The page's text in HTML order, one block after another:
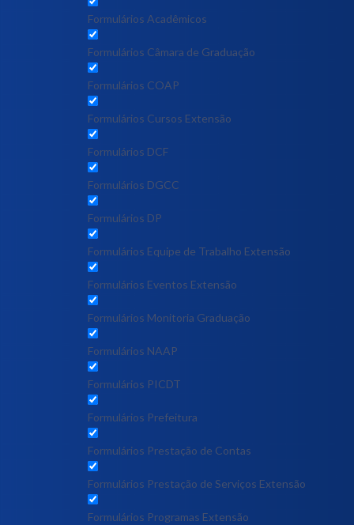
Formulários Acadêmicos
Formulários Câmara de Graduação
Formulários COAP
Formulários Cursos Extensão
Formulários DCF
Formulários DGCC
Formulários DP
Formulários Equipe de Trabalho Extensão
Formulários Eventos Extensão
Formulários Monitoria Graduação
Formulários NAAP
Formulários PICDT
Formulários Prefeitura
Formulários Prestação de Contas
Formulários Prestação de Serviços Extensão
Formulários Programas Extensão